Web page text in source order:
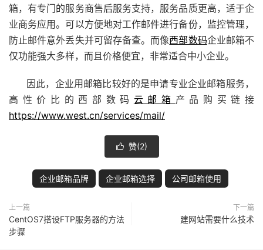
箱，有专门的服务商售后服务支持，服务品质更高，适于企
业商务应用。可以方便地对工作邮件进行备份，监控管理，
防止邮件意外丢失并可留存备查。而像西部数码企业邮箱不
仅功能强大多样，而且价格便宜，非常适合中小企业。
因此，企业用邮箱比较好的是申请专业企业邮箱服务，
高性价比的西部数码 云邮箱 产品购买链接
https://www.west.cn/services/mail/
 赞(2)
企业邮箱品牌 企业邮箱选择 公司邮箱使用
上一篇
CentOS7搭设FTP服务器的方法
步骤
下一篇
建网站需要什么技术